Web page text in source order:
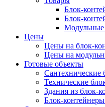
Блок-
Блок-
Модульные
Цены
Цены на блок-
Цены на
Готовые объекты
Сантехнические
Технические
Здания из блок-
Блок-